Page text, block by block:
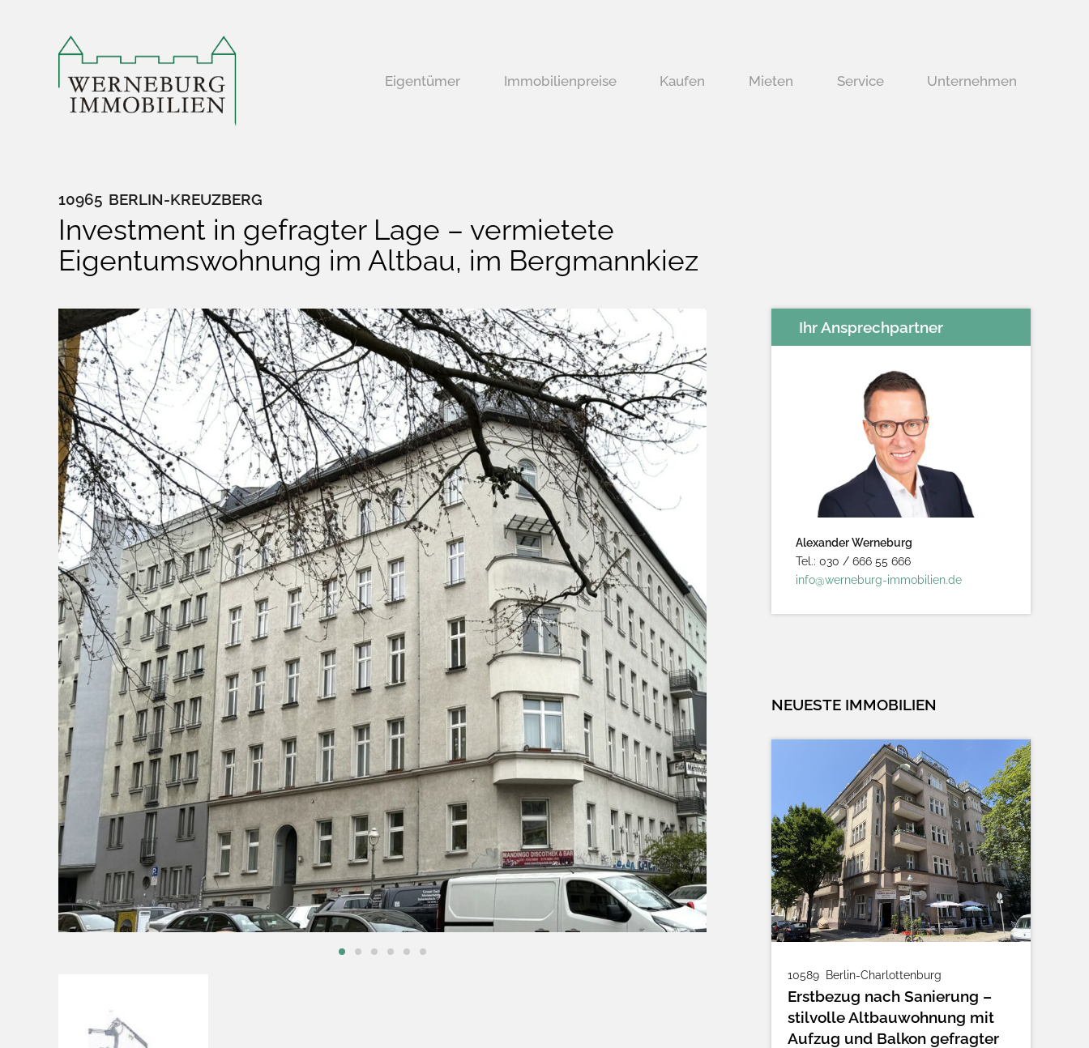
Eigentümer Immobilienpreise Kaufen Mieten Service Unternehmen
10965 BERLIN-KREUZBERG
Investment in gefragter Lage – vermietete
Eigentumswohnung im Altbau, im Bergmannkiez
Ihr Ansprechpartner
Alexander Werneburg
Tel.: 030 / 666 55 666
info@werneburg-immobilien.de
NEUESTE IMMOBILIEN
10589 Berlin-Charlottenburg
Erstbezug nach Sanierung –
stilvolle Altbauwohnung mit
Aufzug und Balkon gefragter